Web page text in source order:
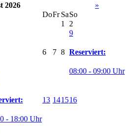
2026
»
DoFr SaSo
1
2
6 7 8
9
Reserviert:
08:00 - 09:00 Uhr
- 18:00 Uhr
13 141516